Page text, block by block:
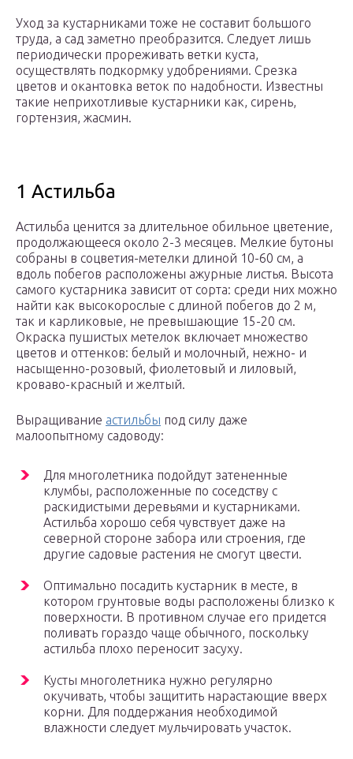
Уход за кустарниками тоже не составит большого
труда, а сад заметно преобразится. Следует лишь
периодически прореживать ветки куста,
осуществлять подкормку удобрениями. Срезка
цветов и окантовка веток по надобности. Известны
такие неприхотливые кустарники как, сирень,
гортензия, жасмин.
1 Астильба
Астильба ценится за длительное обильное цветение,
продолжающееся около 2-3 месяцев. Мелкие бутоны
собраны в соцветия-метелки длиной 10-60 см, а
вдоль побегов расположены ажурные листья. Высота
самого кустарника зависит от сорта: среди них можно
найти как высокорослые с длиной побегов до 2 м,
так и карликовые, не превышающие 15-20 см.
Окраска пушистых метелок включает множество
цветов и оттенков: белый и молочный, нежно- и
насыщенно-розовый, фиолетовый и лиловый,
кроваво-красный и желтый.
Выращивание астильбы под силу даже
малоопытному садоводу:
Для многолетника подойдут затененные
клумбы, расположенные по соседству с
раскидистыми деревьями и кустарниками.
Астильба хорошо себя чувствует даже на
северной стороне забора или строения, где
другие садовые растения не смогут цвести.
Оптимально посадить кустарник в месте, в
котором грунтовые воды расположены близко к
поверхности. В противном случае его придется
поливать гораздо чаще обычного, поскольку
астильба плохо переносит засуху.
Кусты многолетника нужно регулярно
окучивать, чтобы защитить нарастающие вверх
корни. Для поддержания необходимой
влажности следует мульчировать участок.